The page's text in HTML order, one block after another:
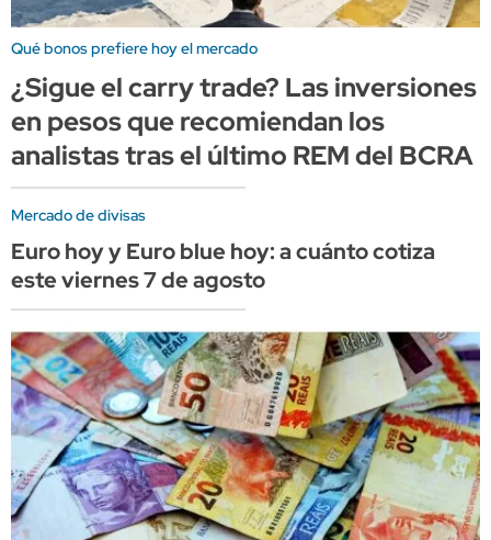
Qué bonos prefiere hoy el mercado
¿Sigue el carry trade? Las inversiones
en pesos que recomiendan los
analistas tras el último REM del BCRA
Mercado de divisas
Euro hoy y Euro blue hoy: a cuánto cotiza
este viernes 7 de agosto